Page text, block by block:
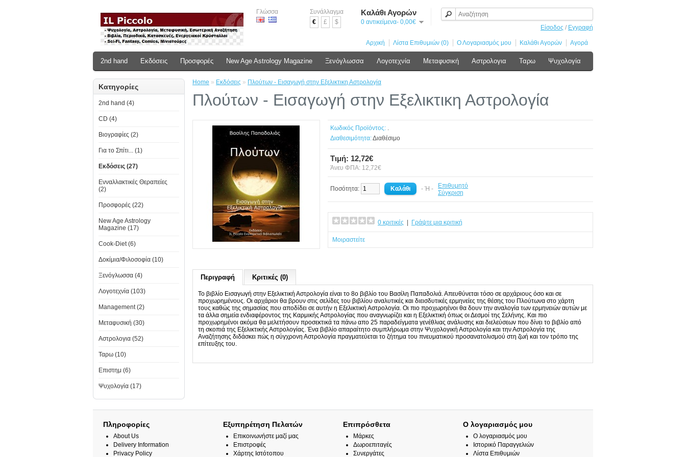
Γλώσσα
Συνάλλαγμα
€
£ $
Καλάθι Αγορών
0 αντικείμενα- 0,00€
Είσοδος / Εγγραφή
Αρχική Λίστα Επιθυμιών (0) Ο Λογαριασμός μου Καλάθι Αγορών Αγορά
2nd hand Εκδόσεις Προσφορές New Age Astrology Magazine Ξενόγλωσσα Λογοτεχνία Μεταφυσική Αστρολογια Ταρω Ψυχολογία
Κατηγορίες
2nd hand (4)
CD (4)
Βιογραφίες (2)
Για το Σπίτι... (1)
Εκδόσεις (27)
Ενναλλακτικές Θεραπείες
(2)
Προσφορές (22)
New Age Astrology
Magazine (17)
Cook-Diet (6)
Δοκίμια/Φιλοσοφία (10)
Ξενόγλωσσα (4)
Λογοτεχνία (103)
Management (2)
Μεταφυσική (30)
Αστρολογια (52)
Ταρω (10)
Επιστημ (6)
Ψυχολογία (17)
Home » Εκδόσεις » Πλούτων - Εισαγωγή στην Εξελικτικη Αστρολογία
Πλούτων - Εισαγωγή στην Εξελικτικη Αστρολογία
Κωδικός Προϊόντος: .
Διαθεσιμότητα:Διαθέσιμο
Τιμή: 12,72€
Άνευ ΦΠΑ: 12,72€
Ποσότητα: - Ή -
Επιθυμητό
Σύγκριση
0 κριτικές Γράψτε μια κριτική
Μοιραστείτε
Περιγραφή Κριτικές (0)
Το βιβλίο Εισαγωγή στην Εξελικτική Αστρολογία είναι το 8ο βιβλίο του Βασίλη Παπαδολιά. Απευθύνεται τόσο σε αρχάριους όσο και σε
προχωρημένους. Οι αρχάριοι θα βρουν στις σελίδες του βιβλίου αναλυτικές και διεισδυτικές ερμηνείες της θέσης του Πλούτωνα στο χάρτη
τους καθώς της σημασίας που αποδίδει σε αυτήν η Εξελικτική Αστρολογία. Οι πιο προχωρηένοι θα δουν την αναλογία των ερμηνειών αυτών με
τα άλλα σημεία ενδιαφέροντος της Καρμικής Αστρολογίας που αναγνωρίζει και η Εξελικτική όπως οι Δεσμοί της Σελήνης. Και πιο
προχωρημένοι ακόμα θα μελετήσουν προσεκτικά τα πάνω απο 25 παραδείγματα γενέθλιας ανάλυσης και διελεύσεων που δίνει το βιβλίο από
τη σκοπιά της Εξελικτικής Αστρολογίας. Ένα βιβλίο απαραίτητο συμπλήρωμα στην Ψυχολογική Αστρολογία και την Αστρολογία της
Αναζήτησης διδάσκει πώς η σύγχρονη Αστρολογία πραγματεύεται το ζήτημα του πνευματικού προσανατολισμού στη ζωή και τον τρόπο της
επίτευξης του.
Πληροφορίες
About Us
Delivery Information
Privacy Policy
Εξυπηρέτηση Πελατών
Επικοινωνήστε μαζί μας
Επιστροφές
Χάρτης Ιστότοπου
Επιπρόσθετα
Μάρκες
Δωροεπιταγές
Συνεργάτες
Ο λογαριασμός μου
Ο λογαριασμός μου
Ιστορικό Παραγγελιών
Λίστα Επιθυμιών